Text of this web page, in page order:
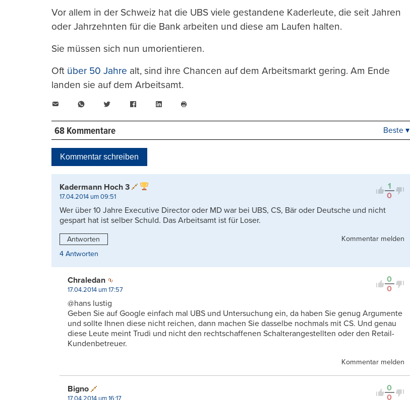
Vor allem in der Schweiz hat die UBS viele gestandene Kaderleute, die seit Jahren
oder Jahrzehnten für die Bank arbeiten und diese am Laufen halten.
Sie müssen sich nun umorientieren.
Oft über 50 Jahre alt, sind ihre Chancen auf dem Arbeitsmarkt gering. Am Ende
landen sie auf dem Arbeitsamt.
WhatsAppTwitter FacebookLinkedIn
drucken
68 Kommentare
Kontrovers
Beste ▾
Kommentar schreiben
1
0
Kadermann Hoch 3
17.04.2014 um 09:51
Wer über 10 Jahre Executive Director oder MD war bei UBS, CS, Bär oder Deutsche und nicht
gespart hat ist selber Schuld. Das Arbeitsamt ist für Loser.
Antworten
Kommentar melden
4 Antworten
0
0
Chraledan
17.04.2014 um 17:57
@hans lustig
Geben Sie auf Google einfach mal UBS und Untersuchung ein, da haben Sie genug Argumente
und sollte Ihnen diese nicht reichen, dann machen Sie dasselbe nochmals mit CS. Und genau
diese Leute meint Trudi und nicht den rechtschaffenen Schalterangestellten oder den Retail-
Kundenbetreuer.
Kommentar melden
0
0
Bigno